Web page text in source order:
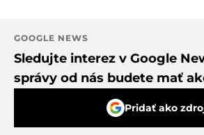
GOOGLE NEWS
Sledujte interez v Google
správy od nás budete mať
Pridať ako